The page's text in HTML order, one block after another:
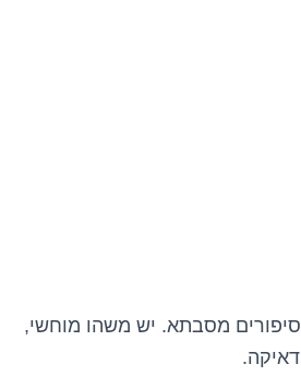
מסבתא. יש משהו מוחשי,